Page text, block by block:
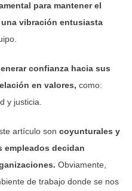
para mantener el
vibración entusiasta
confianza hacia sus
en valores, como:
y justicia.
artículo son coyunturales y
empleados decidan
Obviamente,
de trabajo donde se nos